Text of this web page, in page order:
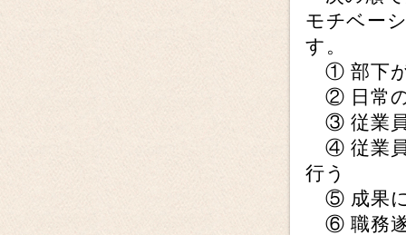
モチベー
す。
① 部下が
② 日常の
③ 従業員
④ 従業員
行う
⑤ 成果に
⑥ 職務遂